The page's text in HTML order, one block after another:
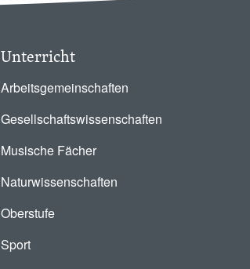
Unterricht
Arbeitsgemeinschaften
Gesellschaftswissenschaften
Musische Fächer
Naturwissenschaften
Oberstufe
Sport